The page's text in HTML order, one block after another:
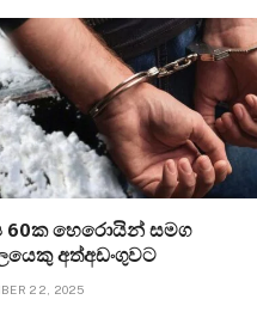
60ක හෙරොයින් සමග
අත්අඩංගුවට
22, 2025